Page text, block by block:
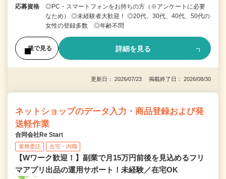
応募資格
◎PC・スマートフォンをお持ちの方（※アンケートに必要
なため） ◎未経験者大歓迎！ ◎20代、30代、40代、50代の
女性の登録多数 ◎年齢不問
後で見る 詳細を見る
更新日： 2026/07/23 掲載終了日： 2026/08/30
ネットショップのデータ入力・商品登録および発
送軽作業
合同会社Re Start
業務委託 在宅・内職
【Wワーク歓迎！】副業で月15万円前後を見込めるフリ
マアプリ出品の運用サポート！未経験／在宅OK